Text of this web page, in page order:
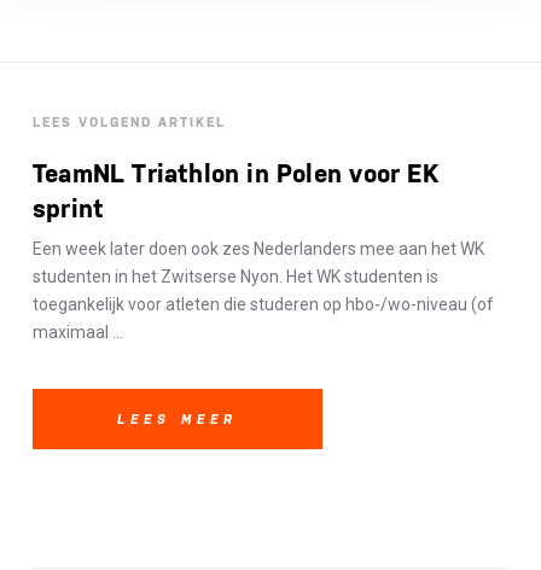
LEES VOLGEND ARTIKEL
TeamNL Triathlon in Polen voor EK
sprint
Een week later doen ook zes Nederlanders mee aan het WK
studenten in het Zwitserse Nyon. Het WK studenten is
toegankelijk voor atleten die studeren op hbo-/wo-niveau (of
maximaal ...
LEES MEER